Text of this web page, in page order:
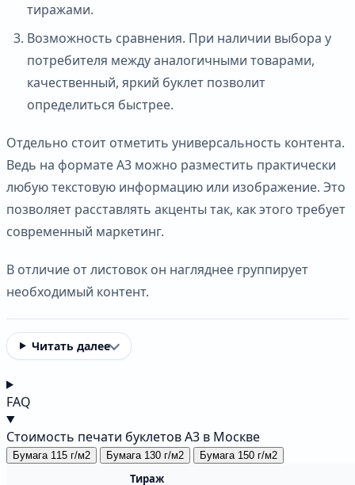
тиражами.
Возможность сравнения. При наличии выбора у
потребителя между аналогичными товарами,
качественный, яркий буклет позволит
определиться быстрее.
Отдельно стоит отметить универсальность контента.
Ведь на формате А3 можно разместить практически
любую текстовую информацию или изображение. Это
позволяет расставлять акценты так, как этого требует
современный маркетинг.
В отличие от листовок он нагляднее группирует
необходимый контент.
Читать далее
FAQ
Стоимость печати буклетов А3 в Москве
Бумага 115 г/м2 Бумага 130 г/м2 Бумага 150 г/м2
Тираж